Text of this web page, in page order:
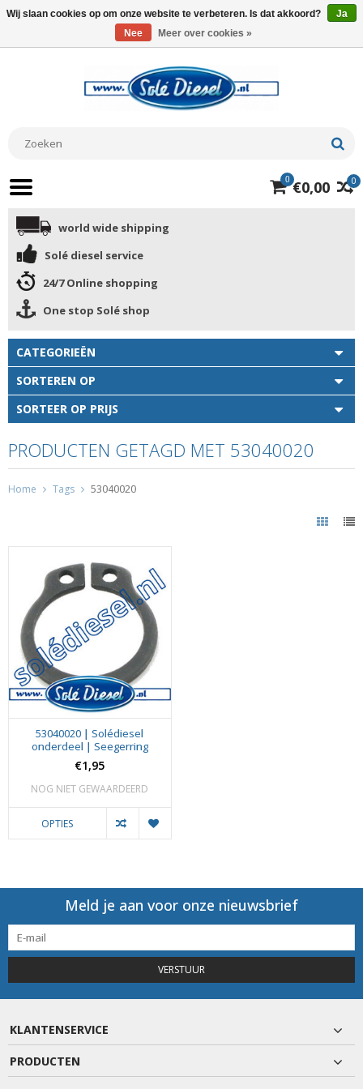
0
0 €0,00
world wide shipping
Solé diesel service
24/7 Online shopping
One stop Solé shop
CATEGORIEËN
SORTEREN OP
SORTEER OP PRIJS
PRODUCTEN GETAGD MET 53040020
Home Tags 53040020
53040020 | Solédiesel
onderdeel | Seegerring
€1,95
NOG NIET GEWAARDEERD
OPTIES
Meld je aan voor onze nieuwsbrief
VERSTUUR
KLANTENSERVICE
PRODUCTEN
Wij slaan cookies op om onze website te verbeteren. Is dat akkoord?
Ja
Nee
Meer over cookies »